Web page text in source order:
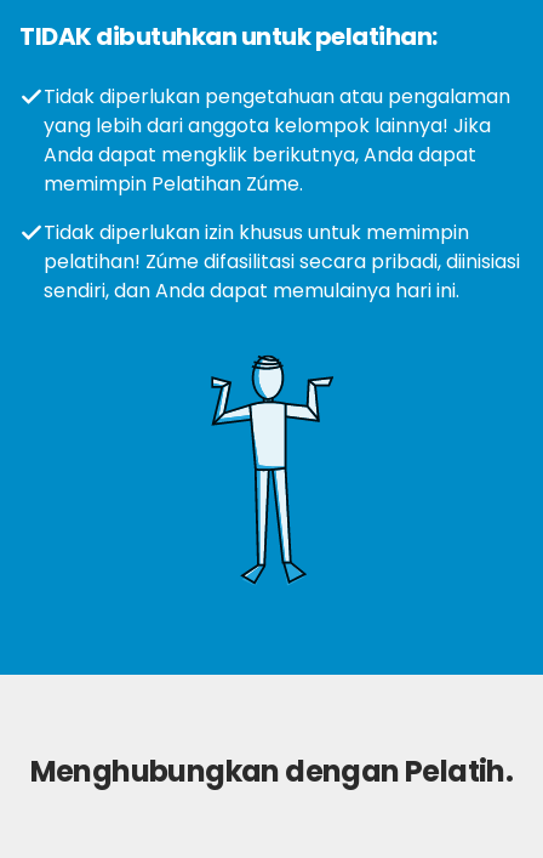
TIDAK dibutuhkan untuk pelatihan:
Tidak diperlukan pengetahuan atau pengalaman
yang lebih dari anggota kelompok lainnya! Jika
Anda dapat mengklik berikutnya, Anda dapat
memimpin Pelatihan Zúme.
Tidak diperlukan izin khusus untuk memimpin
pelatihan! Zúme difasilitasi secara pribadi, diinisiasi
sendiri, dan Anda dapat memulainya hari ini.
Menghubungkan dengan Pelatih.